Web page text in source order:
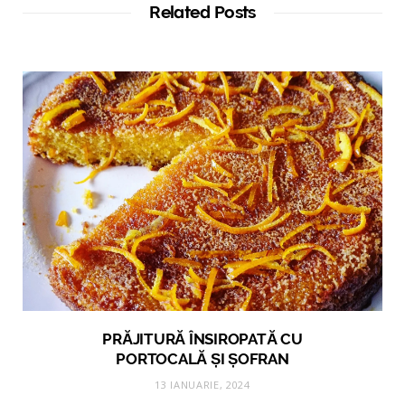
Related Posts
PRĂJITURĂ ÎNSIROPATĂ CU
PORTOCALĂ ȘI ȘOFRAN
13 IANUARIE, 2024